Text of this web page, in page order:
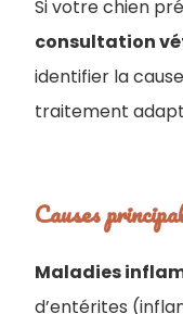
Si votre chien
consultation
identifier la
traitement
Causes
Maladies
d’entérites